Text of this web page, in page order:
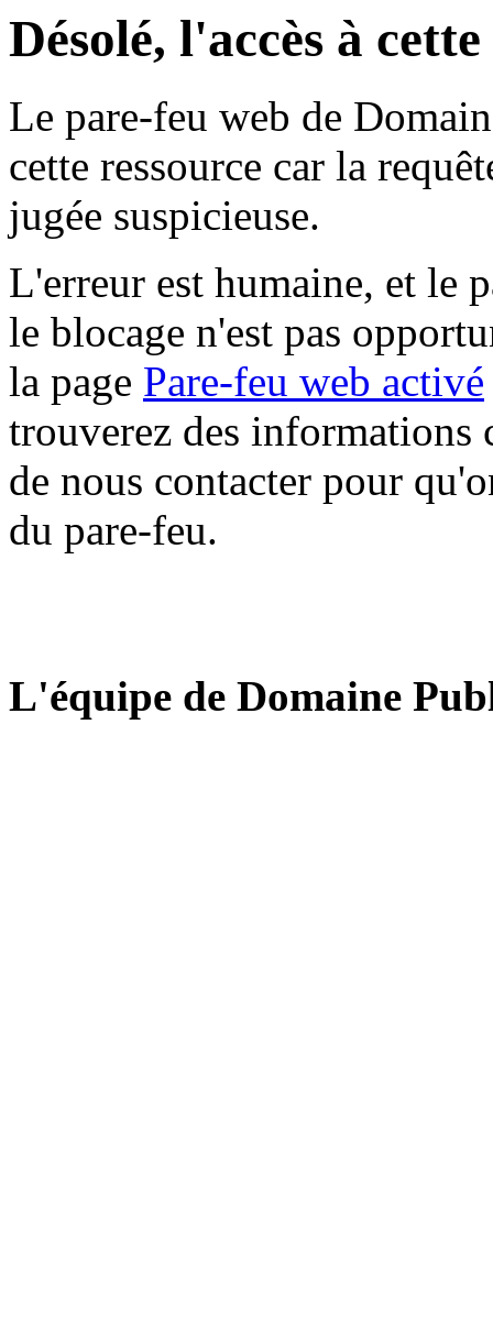
Désolé, l'accès à
Le pare-feu web de
cette ressource car la
jugée suspicieuse.
L'erreur est humaine, et le
le blocage n'est pas
la page Pare-feu web activé
trouverez des informations
de nous contacter pour
du pare-feu.
L'équipe de Domaine